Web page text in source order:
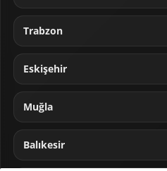
Trabzon
Eskişehir
Muğla
Balıkesir